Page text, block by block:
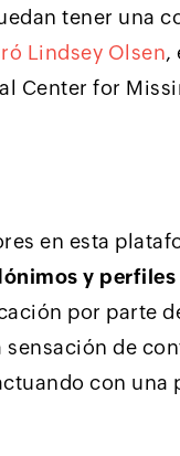
tener una
Lindsey Olsen,
Center for
en esta
y perfiles
por parte
de
con una